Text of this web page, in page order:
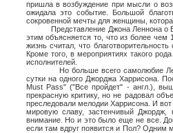
пришла в возбуждение при мысли о
ожидала это событие. Большой
сокровенной мечты для женщины,
Представление Джона Леннона о
этим объясняется то, что из более чем
жизнь считал, что
Кроме того, в мероприятиях такого
исполнителей.
Но больше всего самолюбие
сутки на одного Джорджа Харрисона.
Must Pass" ("Все пройдет" - англ.),
прекрасную критику, но не радовал
преследовали мелодии Харрисона. И
мировую славу, застенчивый Джордж,
внимание. Но и это было еще не все.
если там вдруг появится и Пол? Одним